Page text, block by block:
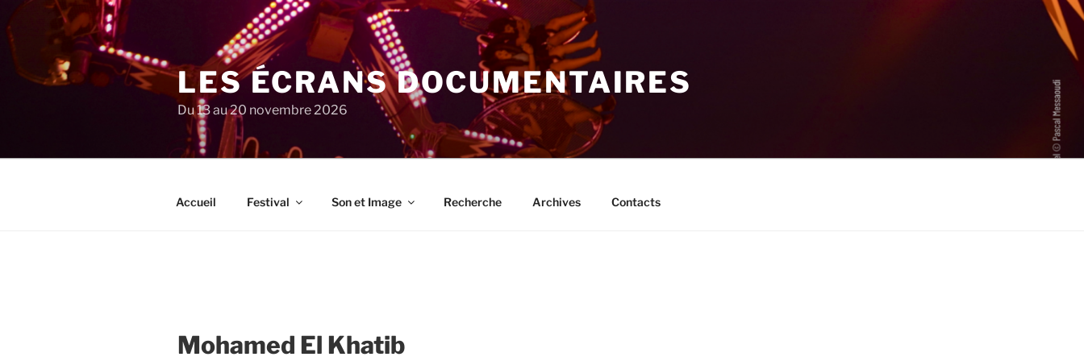
au
contenu
principal
LES ÉCRANS DOCUMENTAIRES
Du 13 au 20 novembre 2026
Accueil Festival Son et Image Recherche Archives Contacts
Mohamed El Khatib